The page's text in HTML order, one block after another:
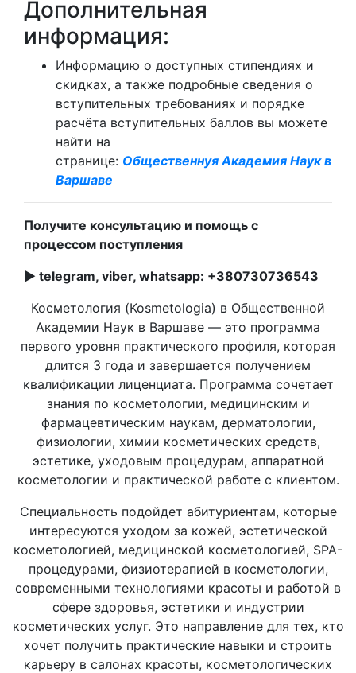
Дополнительная
информация:
Информацию о доступных стипендиях и
скидках, а также подробные сведения о
вступительных требованиях и порядке
расчёта вступительных баллов вы можете
найти на
странице: Общественнуя Академия Наук в
Варшаве
Получите консультацию и помощь с
процессом поступления
► telegram, viber, whatsapp: +380730736543
Косметология (Kosmetologia) в Общественной
Академии Наук в Варшаве — это программа
первого уровня практического профиля, которая
длится 3 года и завершается получением
квалификации лиценциата. Программа сочетает
знания по косметологии, медицинским и
фармацевтическим наукам, дерматологии,
физиологии, химии косметических средств,
эстетике, уходовым процедурам, аппаратной
косметологии и практической работе с клиентом.
Специальность подойдет абитуриентам, которые
интересуются уходом за кожей, эстетической
косметологией, медицинской косметологией, SPA-
процедурами, физиотерапией в косметологии,
современными технологиями красоты и работой в
сфере здоровья, эстетики и индустрии
косметических услуг. Это направление для тех, кто
хочет получить практические навыки и строить
карьеру в салонах красоты, косметологических